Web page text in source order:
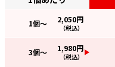
暑さ対策
販売終了品
1個～ 2,050円
（税込）
3個～ 1,980円
（税込）